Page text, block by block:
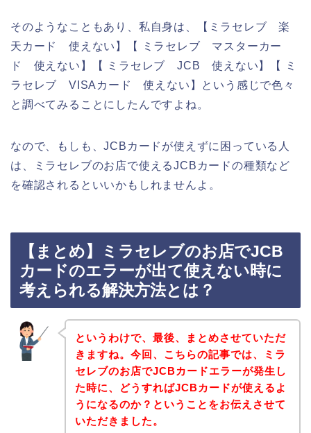
そのようなこともあり、私自身は、【ミラセレブ 楽
天カード 使えない】【 ミラセレブ マスターカー
ド 使えない】【 ミラセレブ JCB 使えない】【 ミ
ラセレブ VISAカード 使えない】という感じで色々
と調べてみることにしたんですよね。
なので、もしも、JCBカードが使えずに困っている人
は、ミラセレブのお店で使えるJCBカードの種類など
を確認されるといいかもしれませんよ。
【まとめ】ミラセレブのお店でJCB
カードのエラーが出て使えない時に
考えられる解決方法とは？
というわけで、最後、まとめさせていただ
きますね。今回、こちらの記事では、ミラ
セレブのお店でJCBカードエラーが発生し
た時に、どうすればJCBカードが使えるよ
うになるのか？ということをお伝えさせて
いただきました。